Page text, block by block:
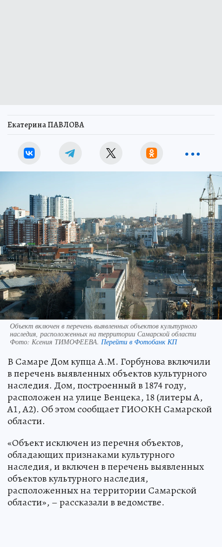
Екатерина ПАВЛОВА
Объект включен в перечень выявленных объектов культурного
наследия, расположенных на территории Самарской области
Фото: Ксения ТИМОФЕЕВА. Перейти в Фотобанк КП
В Самаре Дом купца А.М. Горбунова включили
в перечень выявленных объектов культурного
наследия. Дом, построенный в 1874 году,
расположен на улице Венцека, 18 (литеры А,
А1, А2). Об этом сообщает ГИООКН Самарской
области.
«Объект исключен из перечня объектов,
обладающих признаками культурного
наследия, и включен в перечень выявленных
объектов культурного наследия,
расположенных на территории Самарской
области», – рассказали в ведомстве.